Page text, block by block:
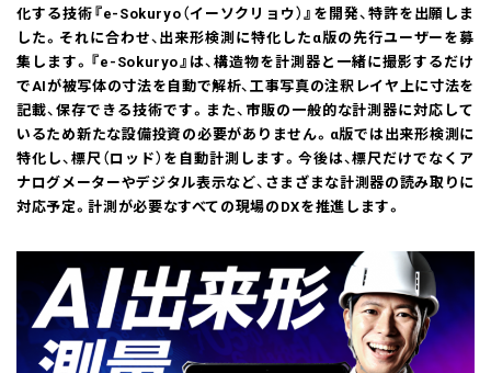
化する技術『e-Sokuryo（イーソクリョウ）』を開発、特許を出願しま
した。それに合わせ、出来形検測に特化したα版の先行ユーザーを募
集します。『e-Sokuryo』は、構造物を計測器と一緒に撮影するだけ
でAIが被写体の寸法を自動で解析、工事写真の注釈レイヤ上に寸法を
記載、保存できる技術です。また、市販の一般的な計測器に対応して
いるため新たな設備投資の必要がありません。α版では出来形検測に
特化し、標尺（ロッド）を自動計測します。今後は、標尺だけでなくア
ナログメーターやデジタル表示など、さまざまな計測器の読み取りに
対応予定。計測が必要なすべての現場のDXを推進します。